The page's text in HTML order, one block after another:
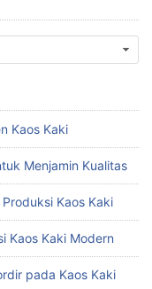
Kaos Kaki
Menjamin Kualitas
Kaos Kaki
Kaos Kaki Modern
pada Kaos Kaki